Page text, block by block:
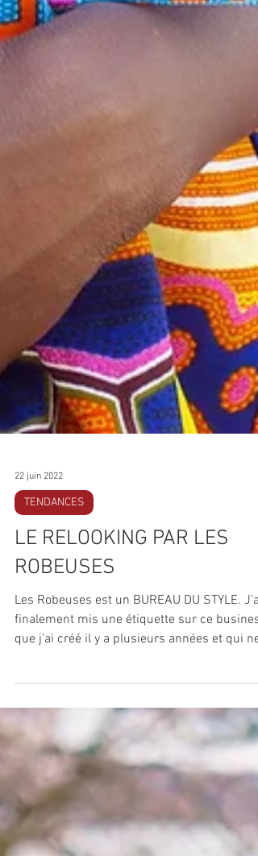
22 juin 2022
TENDANCES
ROBEUSES
Les Robeuses est un BUREAU DU STYLE. J'ai
finalement mis une étiquette sur ce business
que j'ai créé il y a plusieurs années et qui